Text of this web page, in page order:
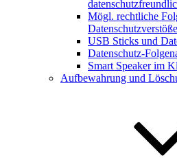
Mögl. rechtliche
USB Sticks und
Datenschutz-
Smart Speaker im
Aufbewahrung und